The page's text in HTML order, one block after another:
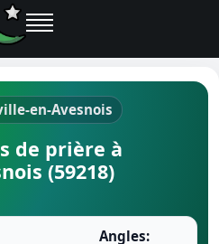
Ramadan
en-Avesnois
de prière à
(59218)
Angles: